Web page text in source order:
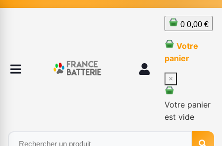
0 0,00 €
Votre
panier
×
Votre panier
est vide